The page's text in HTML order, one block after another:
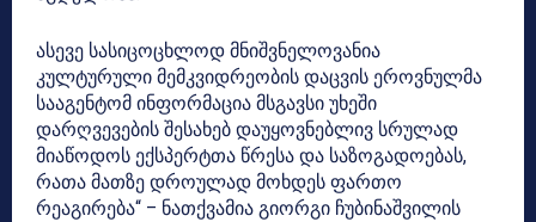
ასევე სასიცოცხლოდ მნიშვნელოვანია
კულტურული მემკვიდრეობის დაცვის ეროვნულმა
სააგენტომ ინფორმაცია მსგავსი უხეში
დარღვევების შესახებ დაუყოვნებლივ სრულად
მიაწოდოს ექსპერტთა წრესა და საზოგადოებას,
რათა მათზე დროულად მოხდეს ფართო
რეაგირება“ – ნათქვამია გიორგი ჩუბინაშვილის